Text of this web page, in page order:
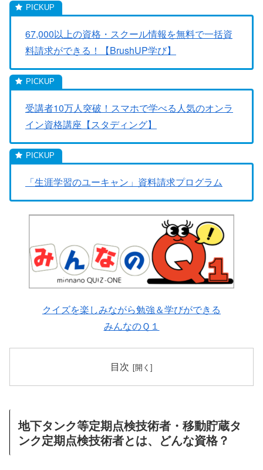
67,000以上の資格・スクール情報を無料で一括資
料請求ができる！【BrushUP学び】
受講者10万人突破！スマホで学べる人気のオンラ
イン資格講座【スタディング】
「生涯学習のユーキャン」資料請求プログラム
クイズを楽しみながら勉強＆学びができる
みんなのＱ１
目次
地下タンク等定期点検技術者・移動貯蔵タ
ンク定期点検技術者とは、どんな資格？